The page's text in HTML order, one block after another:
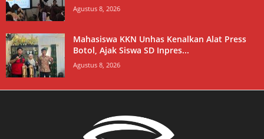
Agustus 8, 2026
Mahasiswa KKN Unhas Kenalkan Alat Press
Botol, Ajak Siswa SD Inpres...
Agustus 8, 2026